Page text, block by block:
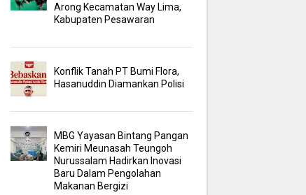
Arong Kecamatan Way Lima,
Kabupaten Pesawaran
Konflik Tanah PT Bumi Flora,
Hasanuddin Diamankan Polisi
MBG Yayasan Bintang Pangan
Kemiri Meunasah Teungoh
Nurussalam Hadirkan Inovasi
Baru Dalam Pengolahan
Makanan Bergizi